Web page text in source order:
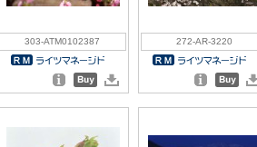
303-ATM0102387 272-AR-3220